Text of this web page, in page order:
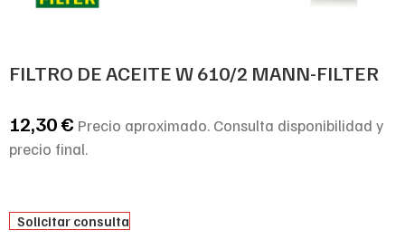
FILTRO DE ACEITE W 610/2 MANN-FILTER
12,30€ Precio aproximado. Consulta disponibilidad y
precio final.
Solicitar consulta